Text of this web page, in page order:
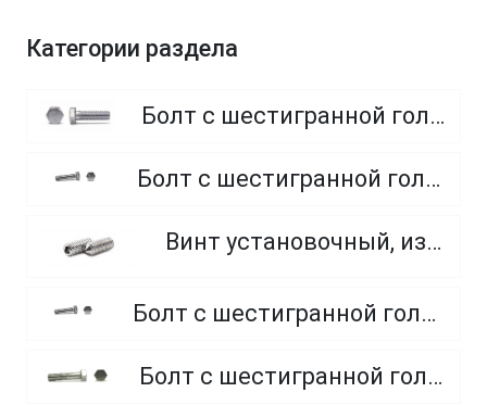
Категории раздела
Болт с шестигранной головкой, полная резьба, класс прочности 8.8
Болт с шестигранной головкой, полная резьба, класс прочности 4.8 и 5.8
Винт установочный, из нержавеющей стали A2
Болт с шестигранной головкой, полная резьба, из нержавеющей стали A2 и A4
Болт с шестигранной головкой, неполная резьба, класс прочности 5.8